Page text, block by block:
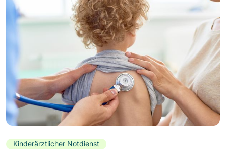
Kinderärztlicher Notdienst